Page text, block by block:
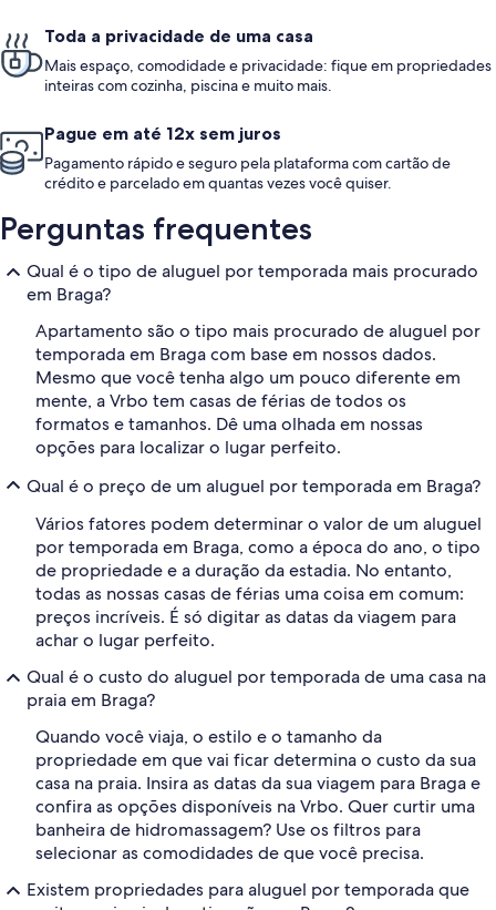
Toda a privacidade de uma casa
Mais espaço, comodidade e privacidade: fique em propriedades
inteiras com cozinha, piscina e muito mais.
Pague em até 12x sem juros
Pagamento rápido e seguro pela plataforma com cartão de
crédito e parcelado em quantas vezes você quiser.
Perguntas frequentes
Qual é o tipo de aluguel por temporada mais procurado
em Braga?
Apartamento são o tipo mais procurado de aluguel por
temporada em Braga com base em nossos dados.
Mesmo que você tenha algo um pouco diferente em
mente, a Vrbo tem casas de férias de todos os
formatos e tamanhos. Dê uma olhada em nossas
opções para localizar o lugar perfeito.
Qual é o preço de um aluguel por temporada em Braga?
Vários fatores podem determinar o valor de um aluguel
por temporada em Braga, como a época do ano, o tipo
de propriedade e a duração da estadia. No entanto,
todas as nossas casas de férias uma coisa em comum:
preços incríveis. É só digitar as datas da viagem para
achar o lugar perfeito.
Qual é o custo do aluguel por temporada de uma casa na
praia em Braga?
Quando você viaja, o estilo e o tamanho da
propriedade em que vai ficar determina o custo da sua
casa na praia. Insira as datas da sua viagem para Braga e
confira as opções disponíveis na Vrbo. Quer curtir uma
banheira de hidromassagem? Use os filtros para
selecionar as comodidades de que você precisa.
Existem propriedades para aluguel por temporada que